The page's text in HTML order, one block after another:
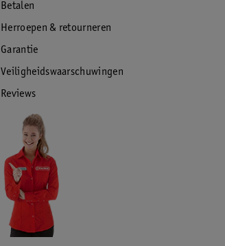
Betalen
Herroepen & retourneren
Garantie
Veiligheidswaarschuwingen
Reviews